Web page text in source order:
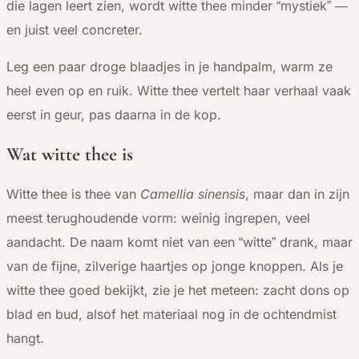
die lagen leert zien, wordt witte thee minder “mystiek” —
en juist veel concreter.
Leg een paar droge blaadjes in je handpalm, warm ze
heel even op en ruik. Witte thee vertelt haar verhaal vaak
eerst in geur, pas daarna in de kop.
Wat witte thee is
Witte thee is thee van Camellia sinensis, maar dan in zijn
meest terughoudende vorm: weinig ingrepen, veel
aandacht. De naam komt niet van een “witte” drank, maar
van de fijne, zilverige haartjes op jonge knoppen. Als je
witte thee goed bekijkt, zie je het meteen: zacht dons op
blad en bud, alsof het materiaal nog in de ochtendmist
hangt.